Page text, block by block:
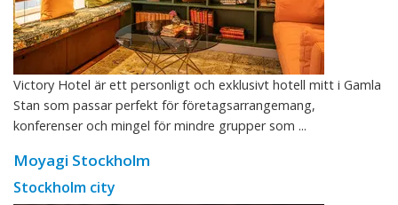
Victory Hotel är ett personligt och exklusivt hotell mitt i Gamla
Stan som passar perfekt för företagsarrangemang,
konferenser och mingel för mindre grupper som ...
Moyagi Stockholm
Stockholm city